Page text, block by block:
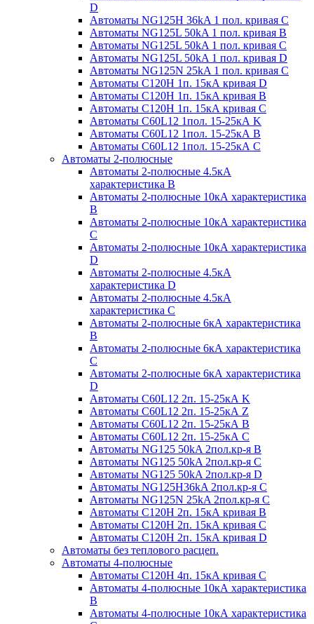
D
Автоматы NG125H 36kA 1 пол. кривая C
Автоматы NG125L 50kA 1 пол. кривая B
Автоматы NG125L 50kA 1 пол. кривая C
Автоматы NG125L 50kA 1 пол. кривая D
Автоматы NG125N 25kA 1 пол. кривая C
Автоматы С120H 1п. 15кА кривая D
Автоматы С120H 1п. 15кА кривая В
Автоматы С120H 1п. 15кА кривая С
Автоматы С60L12 1пол. 15-25кА K
Автоматы С60L12 1пол. 15-25кА В
Автоматы С60L12 1пол. 15-25кА С
Автоматы 2-полюсные
Автоматы 2-полюсные 4.5кА
характеристика В
Автоматы 2-полюсные 10кА характеристика
B
Автоматы 2-полюсные 10кА характеристика
C
Автоматы 2-полюсные 10кА характеристика
D
Автоматы 2-полюсные 4.5кА
характеристика D
Автоматы 2-полюсные 4.5кА
характеристика С
Автоматы 2-полюсные 6кА характеристика
B
Автоматы 2-полюсные 6кА характеристика
C
Автоматы 2-полюсные 6кА характеристика
D
Автоматы C60L12 2п. 15-25кА K
Автоматы C60L12 2п. 15-25кА Z
Автоматы C60L12 2п. 15-25кА B
Автоматы C60L12 2п. 15-25кА C
Автоматы NG125 50kA 2пол.кр-я B
Автоматы NG125 50kA 2пол.кр-я C
Автоматы NG125 50kA 2пол.кр-я D
Автоматы NG125H36kA 2пол.кр-я C
Автоматы NG125N 25kA 2пол.кр-я C
Автоматы С120H 2п. 15кА кривая B
Автоматы С120H 2п. 15кА кривая C
Автоматы С120H 2п. 15кА кривая D
Автоматы без теплового расцеп.
Автоматы 4-полюсные
Автоматы С120H 4п. 15кА кривая C
Автоматы 4-полюсные 10кА характеристика
B
Автоматы 4-полюсные 10кА характеристика